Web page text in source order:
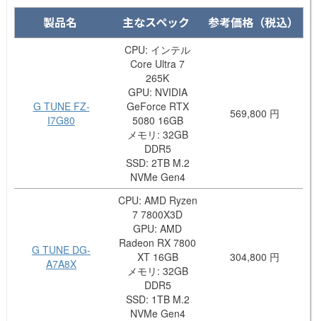
製品名 主なスペック 参考価格（税込）
G TUNE FZ-
I7G80
CPU: インテル
Core Ultra 7
265K
GPU: NVIDIA
GeForce RTX
5080 16GB
メモリ: 32GB
DDR5
SSD: 2TB M.2
NVMe Gen4
569,800 円
G TUNE DG-
A7A8X
CPU: AMD Ryzen
7 7800X3D
GPU: AMD
Radeon RX 7800
XT 16GB
メモリ: 32GB
DDR5
SSD: 1TB M.2
NVMe Gen4
304,800 円